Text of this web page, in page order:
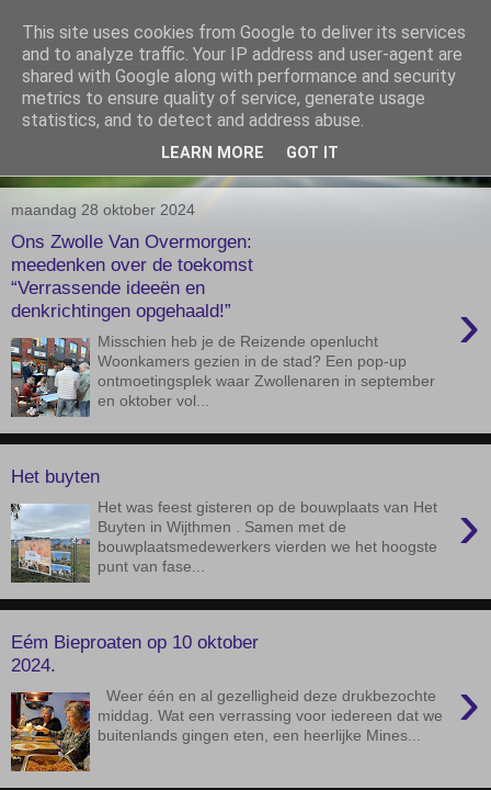
De Elshofbode
Nieuws uit Wijthmen, Herfte en Zalné.
maandag 28 oktober 2024
Ons Zwolle Van Overmorgen:
meedenken over de toekomst
“Verrassende ideeën en
denkrichtingen opgehaald!”
›
Misschien heb je de Reizende openlucht
Woonkamers gezien in de stad? Een pop-up
ontmoetingsplek waar Zwollenaren in september
en oktober vol...
Het buyten
›
Het was feest gisteren op de bouwplaats van Het
Buyten in Wijthmen . Samen met de
bouwplaatsmedewerkers vierden we het hoogste
punt van fase...
Eém Bieproaten op 10 oktober
2024.
›
Weer één en al gezelligheid deze drukbezochte
middag. Wat een verrassing voor iedereen dat we
buitenlands gingen eten, een heerlijke Mines...
This site uses cookies from Google to deliver its services
and to analyze traffic. Your IP address and user-agent are
shared with Google along with performance and security
metrics to ensure quality of service, generate usage
statistics, and to detect and address abuse.
LEARN MORE GOT IT